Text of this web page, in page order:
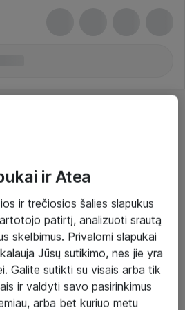
ir Atea
ir trečiosios šalies slapukus
patirtį, analizuoti srautą
skelbimus. Privalomi slapukai
Jūsų sutikimo, nes jie yra
Galite sutikti su visais arba tik
ir valdyti savo pasirinkimus
arba bet kuriuo metu